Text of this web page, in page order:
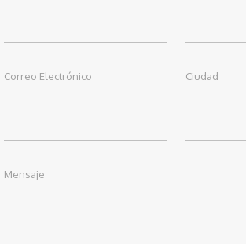
Correo Electrónico Ciudad
Mensaje